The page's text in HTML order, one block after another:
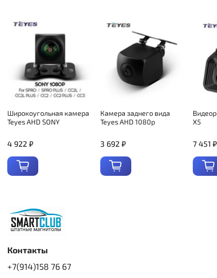
Широкоугольная камера
Teyes AHD SONY
4 922 ₽
Камера заднего вида
Teyes AHD 1080p
3 692 ₽
X5
7 451 ₽
Контакты
+7(914)158 76 67